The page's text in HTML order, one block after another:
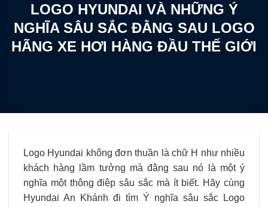
LOGO HYUNDAI VÀ NHỮNG Ý
NGHĨA SÂU SẮC ĐẰNG SAU LOGO
HÃNG XE HƠI HÀNG ĐẦU THẾ GIỚI
Logo Hyundai không đơn thuần là chữ H như nhiều
khách hàng lầm tưởng mà đằng sau nó là một ý
nghĩa một thông điệp sâu sắc mà ít biết. Hãy cùng
Hyundai An Khánh đi tìm Ý nghĩa sâu sắc Logo